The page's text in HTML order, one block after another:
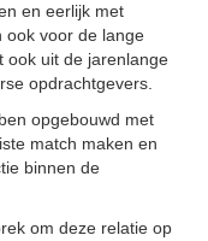
en eerlijk met
ook voor de lange
ook uit de jarenlange
opdrachtgevers.
opgebouwd met
match maken en
binnen de
om deze relatie op